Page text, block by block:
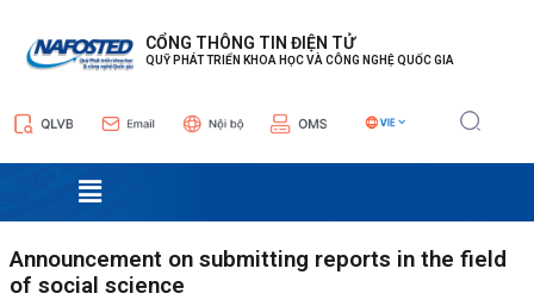
CỔNG THÔNG TIN ĐIỆN TỬ
QUỸ PHÁT TRIỂN KHOA HỌC VÀ CÔNG NGHỆ QUỐC GIA
Menu
Announcement on submitting reports in the field
of social science
hướng
bài